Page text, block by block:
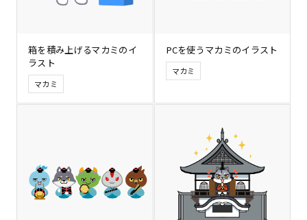
箱を積み上げるマカミのイ
ラスト
マカミ
PCを使うマカミのイラスト
マカミ